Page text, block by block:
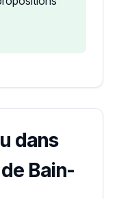
dans
Bain-